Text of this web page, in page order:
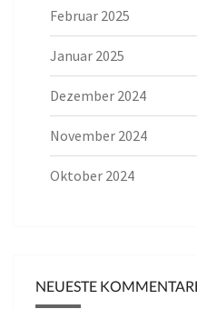
Februar 2025
Januar 2025
Dezember 2024
November 2024
Oktober 2024
NEUESTE